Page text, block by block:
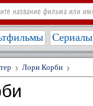
Сериалы
Лори Корби